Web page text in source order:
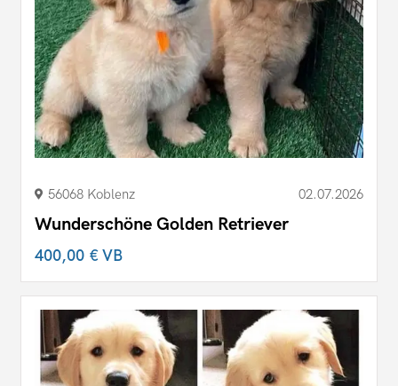
56068 Koblenz 02.07.2026
Wunderschöne Golden Retriever
400,00 €VB